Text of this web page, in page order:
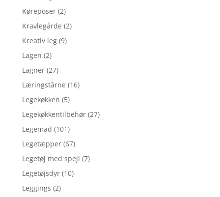
Køreposer (2)
Kravlegårde (2)
Kreativ leg (9)
Lagen (2)
Lagner (27)
Læringstårne (16)
Legekøkken (5)
Legekøkkentilbehør (27)
Legemad (101)
Legetæpper (67)
Legetøj med spejl (7)
Legetøjsdyr (10)
Leggings (2)